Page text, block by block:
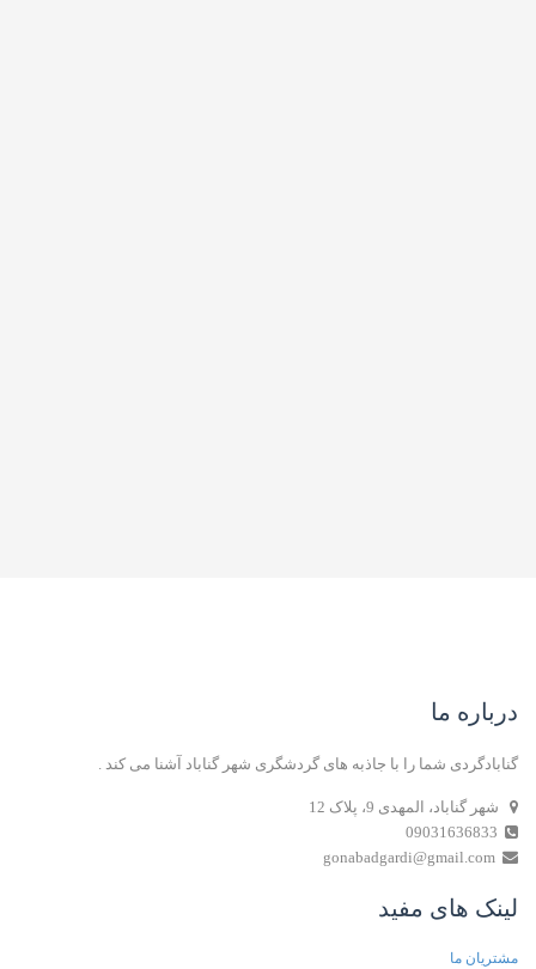
درباره ما
گنابادگردی شما را با جاذبه های گردشگری شهر گناباد آشنا می کند .
شهر گناباد، المهدی 9، پلاک 12
09031636833
gonabadgardi@gmail.com
لینک های مفید
مشتریان ما